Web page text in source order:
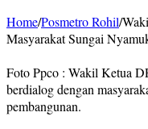
Home/Posmetro Rohil/
Masyarakat Sungai
Foto Ppco : Wakil Ketua
berdialog dengan
pembangunan.